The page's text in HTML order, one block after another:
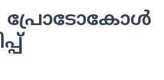
പ്രോടോകോള്‍